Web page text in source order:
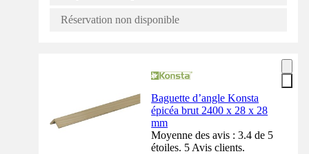
Réservation non disponible
Baguette d’angle Konsta
épicéa brut 2400 x 28 x 28
mm
Moyenne des avis : 3.4 de 5
étoiles. 5 Avis clients.